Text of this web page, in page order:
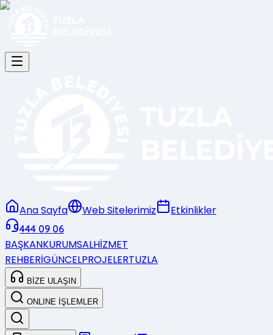
Ana Sayfa Web Sitelerimiz Etkinlikler
444 09 06
BAŞKANKURUMSALHİZMET
REHBERİGÜNCELPROJELERTUZLA
BİZE ULAŞIN
ONLINE İŞLEMLER